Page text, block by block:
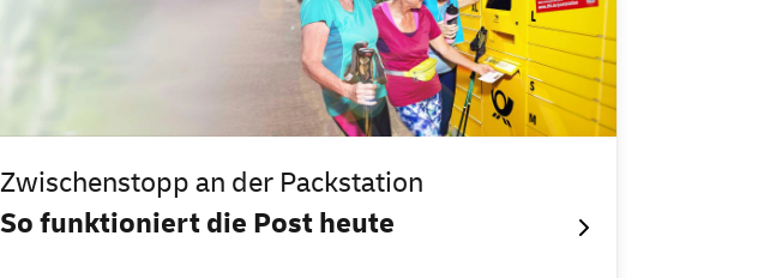
Zwischenstopp an der Packstation
So funktioniert die Post heute